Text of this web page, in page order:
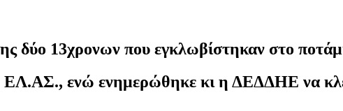
δύο 13χρονων που εγκλωβίστηκαν στο
ΕΛ.ΑΣ., ενώ ενημερώθηκε κι η ΔΕΔΔΗΕ να